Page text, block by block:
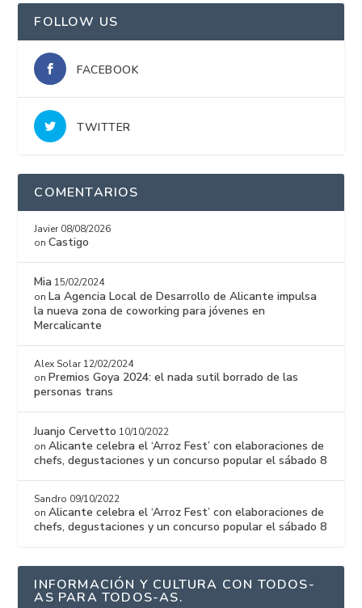
FOLLOW US
FACEBOOK
TWITTER
COMENTARIOS
Javier 08/08/2026
onCastigo
Mia 15/02/2024
on La Agencia Local de Desarrollo de Alicante impulsa
la nueva zona de coworking para jóvenes en
Mercalicante
Alex Solar 12/02/2024
on Premios Goya 2024: el nada sutil borrado de las
personas trans
Juanjo Cervetto 10/10/2022
onAlicante celebra el ‘Arroz Fest’ con elaboraciones de
chefs, degustaciones y un concurso popular el sábado 8
Sandro 09/10/2022
onAlicante celebra el ‘Arroz Fest’ con elaboraciones de
chefs, degustaciones y un concurso popular el sábado 8
INFORMACIÓN Y CULTURA CON TODOS-
AS PARA TODOS-AS.